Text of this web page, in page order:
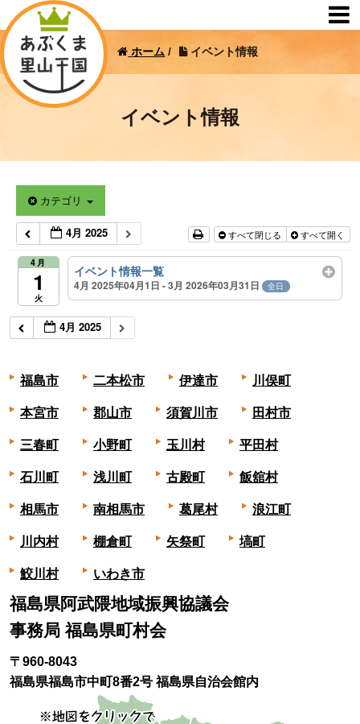
ホーム / イベント情報
イベント情報
カテゴリ
4月 2025 すべて閉じる すべて開く
4月
1
火
イベント情報一覧
4月 2025年04月1日 - 3月 2026年03月31日 全日
4月 2025
福島市 二本松市 伊達市 川俣町
本宮市 郡山市 須賀川市 田村市
三春町 小野町 玉川村 平田村
石川町 浅川町 古殿町 飯舘村
相馬市 南相馬市 葛尾村 浪江町
川内村 棚倉町 矢祭町 塙町
鮫川村 いわき市
福島県阿武隈地域振興協議会
事務局 福島県町村会
〒960-8043
福島県福島市中町8番2号 福島県自治会館内